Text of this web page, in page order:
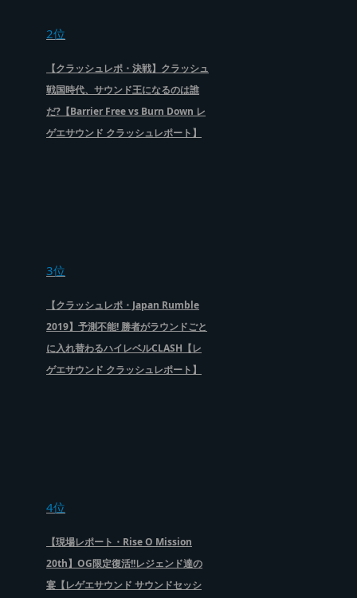
2位
【クラッシュレポ・決戦】クラッシュ
戦国時代、サウンド王になるのは誰
だ?【Barrier Free vs Burn Down レ
ゲエサウンド クラッシュレポート】
3位
【クラッシュレポ・Japan Rumble
2019】予測不能! 勝者がラウンドごと
に入れ替わるハイレベルCLASH【レ
ゲエサウンド クラッシュレポート】
4位
【現場レポート・Rise O Mission
20th】OG限定復活!!レジェンド達の
宴【レゲエサウンド サウンドセッシ